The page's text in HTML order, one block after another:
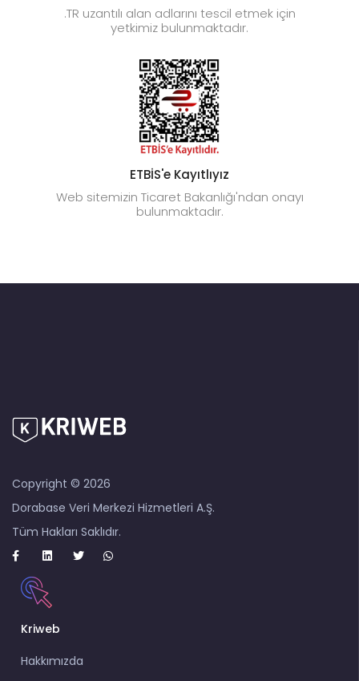
.TR uzantılı alan adlarını tescil etmek için
yetkimiz bulunmaktadır.
ETBİS'e Kayıtlıyız
Web sitemizin Ticaret Bakanlığı'ndan onayı
bulunmaktadır.
Copyright © 2026
Dorabase Veri Merkezi Hizmetleri A.Ş.
Tüm Hakları Saklıdır.
Kriweb
Hakkımızda